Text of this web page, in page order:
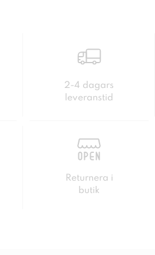
2-4 dagars
leveranstid
Returnera i
butik